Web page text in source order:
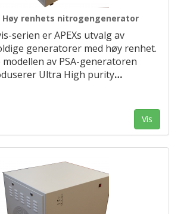
Høy renhets nitrogengenerator
serien er APEXs utvalg av
generatorer med høy renhet.
modellen av PSA-generatoren
Ultra High purity…
Vis